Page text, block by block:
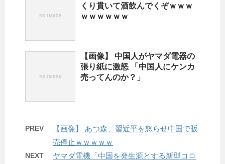
くり貫いて酒飲んでくぞｗｗｗ
ｗｗｗｗｗｗ
【画像】 中国人がヤマダ電器の
張り紙に激怒 「中国人にケンカ
売ってんのか？」
PREV
【画像】 あつ森、習近平を怒らせ中国で販
売停止ｗｗｗｗｗ
NEXT
ヤマダ電機「中国を発生源とする新型コロ